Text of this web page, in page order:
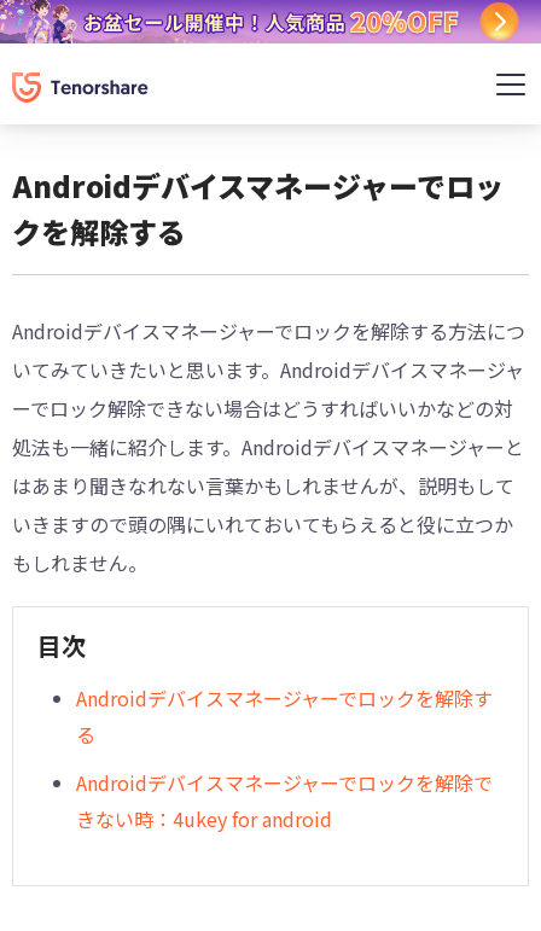
Androidデバイスマネージャーでロッ
クを解除する
Androidデバイスマネージャーでロックを解除する方法につ
いてみていきたいと思います。Androidデバイスマネージャ
ーでロック解除できない場合はどうすればいいかなどの対
処法も一緒に紹介します。Androidデバイスマネージャーと
はあまり聞きなれない言葉かもしれませんが、説明もして
いきますので頭の隅にいれておいてもらえると役に立つか
もしれません。
目次
Androidデバイスマネージャーでロックを解除す
る
Androidデバイスマネージャーでロックを解除で
きない時：4ukey for android